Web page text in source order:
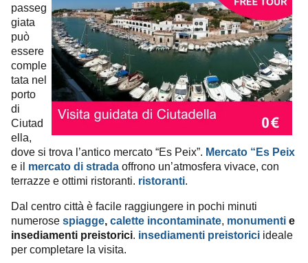
passeg
giata
può
essere
comple
tata nel
porto
di
Ciutad
ella,
dove si trova l’antico mercato “Es Peix”. Mercato “Es Peix
e il mercato di strada offrono un’atmosfera vivace, con
terrazze e ottimi ristoranti. ristoranti.
Dal centro città è facile raggiungere in pochi minuti
numerose spiagge, calette incontaminate, monumenti e
insediamenti preistorici. insediamenti preistorici ideale
per completare la visita.